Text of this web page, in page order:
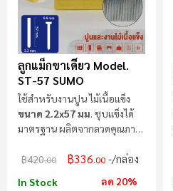
ลูกแม็กขาเดี่ยว Model.
ST-57 SUMO
ใช้สำหรับงานปูน ไม้เนื้อแข็ง
ขนาด 2.2x57 มม. ชุบแข็งได้
มาตรฐาน ผลิตจากลวดคุณภาพ
฿420.00 ฿336.00 /กล่อง
In Stock ลด 20%